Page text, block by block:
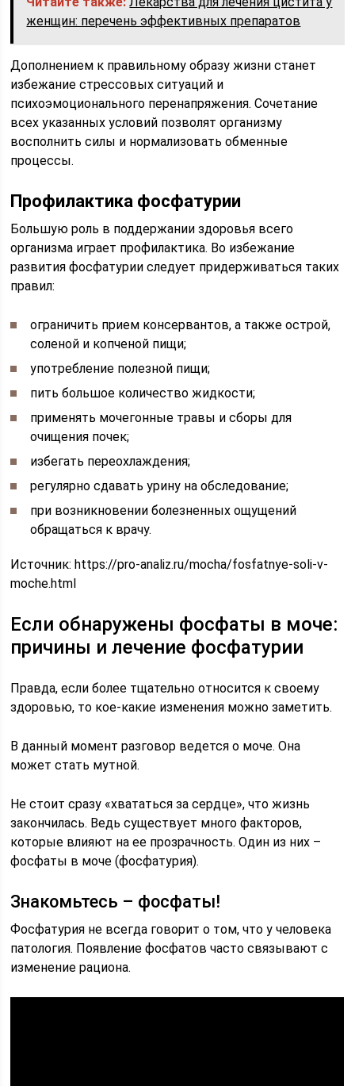
женщин: перечень эффективных препаратов
Дополнением к правильному образу жизни станет
избежание стрессовых ситуаций и
психоэмоционального перенапряжения. Сочетание
всех указанных условий позволят организму
восполнить силы и нормализовать обменные
процессы.
Профилактика фосфатурии
Большую роль в поддержании здоровья всего
организма играет профилактика. Во избежание
развития фосфатурии следует придерживаться таких
правил:
ограничить прием консервантов, а также острой,
соленой и копченой пищи;
употребление полезной пищи;
пить большое количество жидкости;
применять мочегонные травы и сборы для
очищения почек;
избегать переохлаждения;
регулярно сдавать урину на обследование;
при возникновении болезненных ощущений
обращаться к врачу.
Источник:https://pro-analiz.ru/mocha/fosfatnye-soli-v-
moche.html
Если обнаружены фосфаты в моче:
причины и лечение фосфатурии
Правда, если более тщательно относится к своему
здоровью, то кое-какие изменения можно заметить.
В данный момент разговор ведется о моче. Она
может стать мутной.
Не стоит сразу «хвататься за сердце», что жизнь
закончилась. Ведь существует много факторов,
которые влияют на ее прозрачность. Один из них –
фосфаты в моче (фосфатурия).
Знакомьтесь – фосфаты!
Фосфатурия не всегда говорит о том, что у человека
патология. Появление фосфатов часто связывают с
изменение рациона.